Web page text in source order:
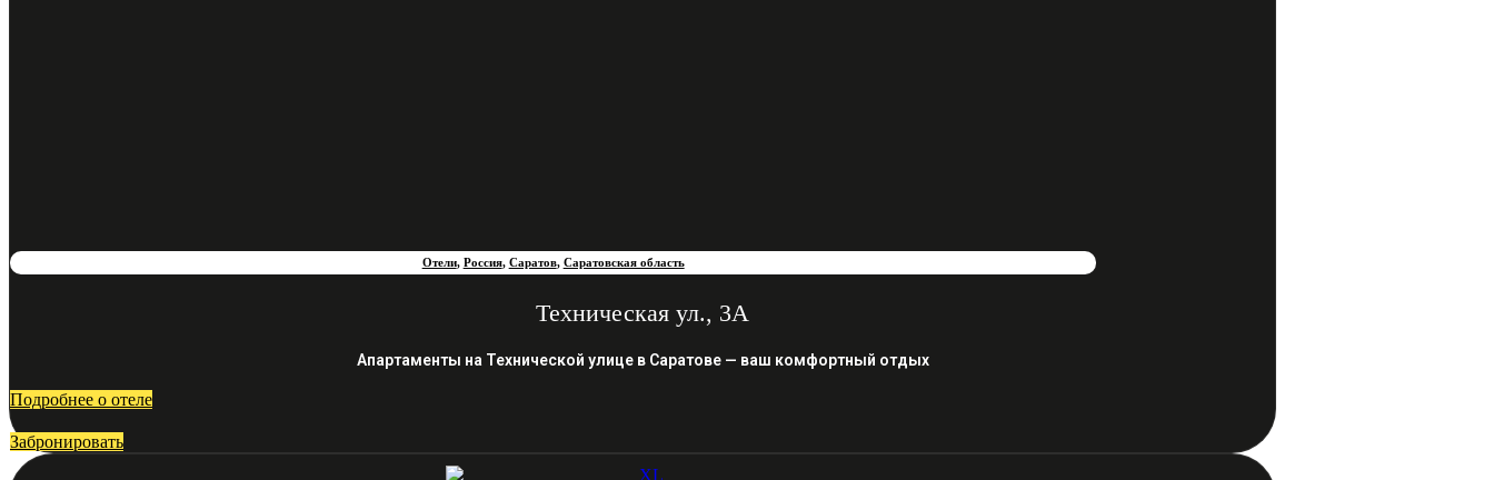
Отели, Россия, Саратов, Саратовская область
Техническая ул., 3А
Апартаменты на Технической улице в Саратове — ваш комфортный отдых
Подробнее о отеле
Забронировать